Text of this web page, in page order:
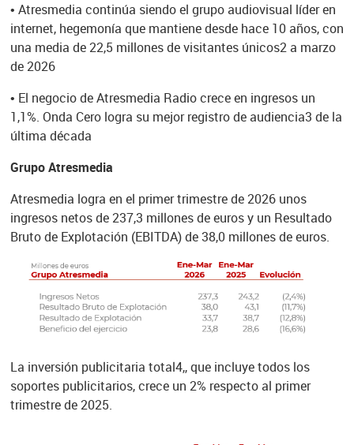
• Atresmedia continúa siendo el grupo audiovisual líder en
internet, hegemonía que mantiene desde hace 10 años, con
una media de 22,5 millones de visitantes únicos2 a marzo
de 2026
• El negocio de Atresmedia Radio crece en ingresos un
1,1%. Onda Cero logra su mejor registro de audiencia3 de la
última década
Grupo Atresmedia
Atresmedia logra en el primer trimestre de 2026 unos
ingresos netos de 237,3 millones de euros y un Resultado
Bruto de Explotación (EBITDA) de 38,0 millones de euros.
La inversión publicitaria total4,, que incluye todos los
soportes publicitarios, crece un 2% respecto al primer
trimestre de 2025.